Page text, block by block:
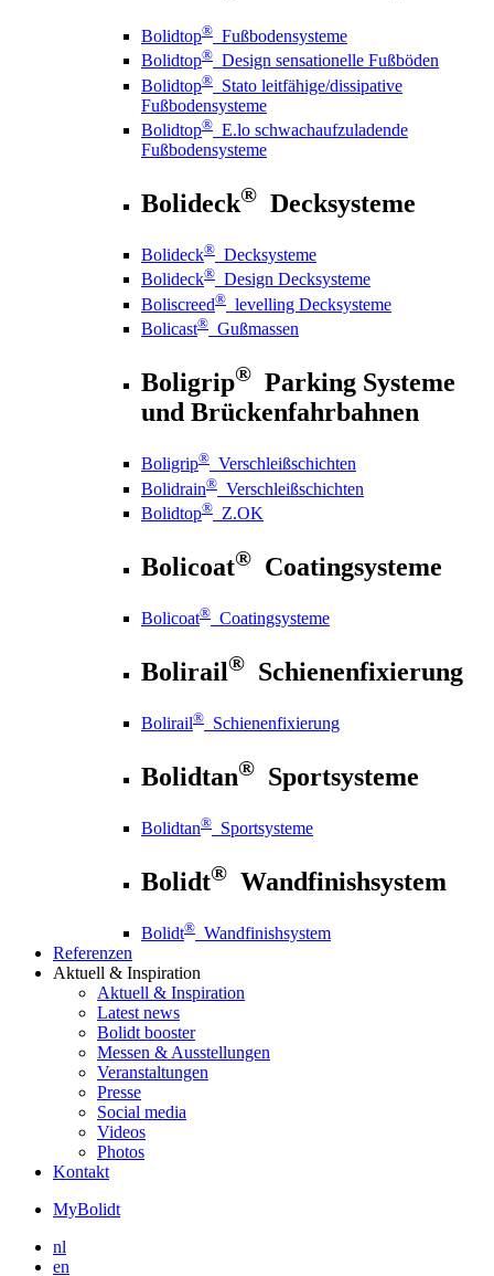
Bolidtop® Fußbodensysteme
Bolidtop® Design sensationelle Fußböden
Bolidtop® Stato leitfähige/dissipative
Fußbodensysteme
Bolidtop® E.lo schwachaufzuladende
Fußbodensysteme
Bolideck® Decksysteme
Bolideck® Decksysteme
Bolideck® Design Decksysteme
Boliscreed® levelling Decksysteme
Bolicast® Gußmassen
Boligrip® Parking Systeme
und Brückenfahrbahnen
Boligrip® Verschleißschichten
Bolidrain® Verschleißschichten
Bolidtop® Z.OK
Bolicoat® Coatingsysteme
Bolicoat® Coatingsysteme
Bolirail® Schienenfixierung
Bolirail® Schienenfixierung
Bolidtan® Sportsysteme
Bolidtan® Sportsysteme
Bolidt® Wandfinishsystem
Bolidt® Wandfinishsystem
Referenzen
Aktuell & Inspiration
Aktuell & Inspiration
Latest news
Bolidt booster
Messen & Ausstellungen
Veranstaltungen
Presse
Social media
Videos
Photos
Kontakt
MyBolidt
nl
en